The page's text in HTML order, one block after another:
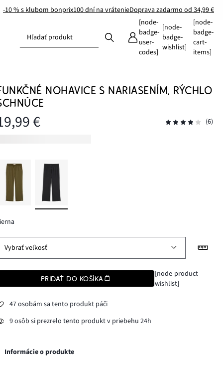
-10 % s klubom bonprix100 dní na vrátenieDoprava zadarmo od 34,99 €
Hľadať produkt
[node-
badge-
user-
codes]
[node-
badge-
wishlist]
[node-
badge-
cart-
items]
NOHAVICE S NARIASENÍM, RÝCHLO
€ (6)
Vybrať veľkosť
PRIDAŤ DO KOŠÍKA
[node-product-
wishlist]
47 osobám sa tento produkt páči
9 osôb si prezrelo tento produkt v priebehu 24h
Informácie o produkte